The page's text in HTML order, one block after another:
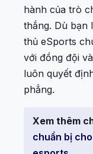
hành của trò
thắng. Dù bạn
thủ eSports
với đồng đội
luôn quyết
phẳng.
Xem thêm
chuẩn bị